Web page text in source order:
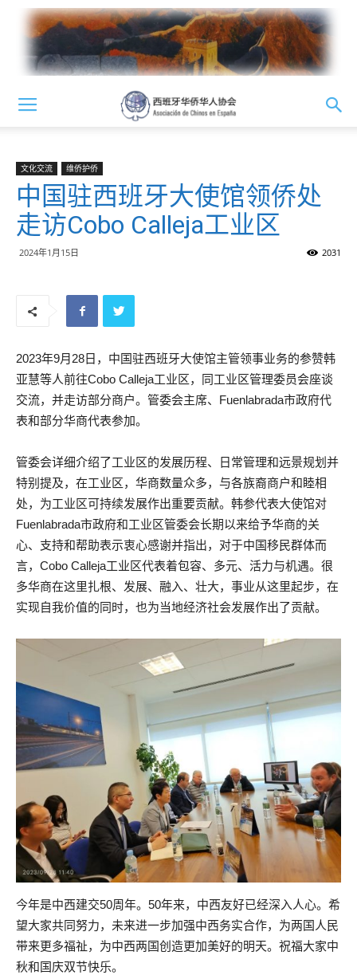
文化交流 维侨护侨
中国驻西班牙大使馆领侨处
走访Cobo Calleja工业区
2024年1月15日 2031
2023年9月28日，中国驻西班牙大使馆主管领事业务的参赞韩
亚慧等人前往Cobo Calleja工业区，同工业区管理委员会座谈
交流，并走访部分商户。管委会主席、Fuenlabrada市政府代
表和部分华商代表参加。
管委会详细介绍了工业区的发展历程、日常管理和远景规划并
特别提及，在工业区，华商数量众多，与各族裔商户和睦相
处，为工业区可持续发展作出重要贡献。韩参代表大使馆对
Fuenlabrada市政府和工业区管委会长期以来给予华商的关
心、支持和帮助表示衷心感谢并指出，对于中国移民群体而
言，Cobo Calleja工业区代表着包容、多元、活力与机遇。很
多华商在这里扎根、发展、融入、壮大，事业从这里起步，在
实现自我价值的同时，也为当地经济社会发展作出了贡献。
今年是中西建交50周年。50年来，中西友好已经深入人心。希
望大家共同努力，未来进一步加强中西务实合作，为两国人民
带来更多福祉，为中西两国创造更加美好的明天。祝福大家中
秋和国庆双节快乐。